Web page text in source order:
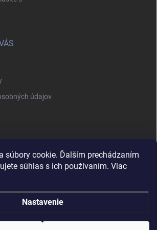
súbory cookie. Ďalším prechádzaním
súhlas s ich používaním. Viac
Nastavenie
údajov